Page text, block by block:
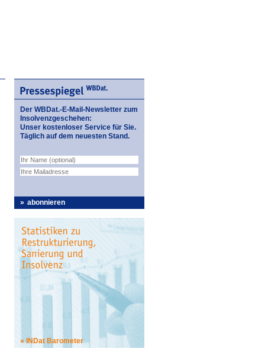
Der WBDat.-E-Mail-Newsletter zum
Insolvenzgeschehen:
Unser kostenloser Service für Sie.
Täglich auf dem neuesten Stand.
abonnieren
INDat Barometer